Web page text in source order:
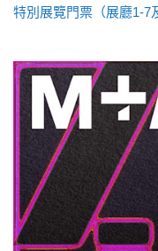
特別展覽門票（展廳1-7